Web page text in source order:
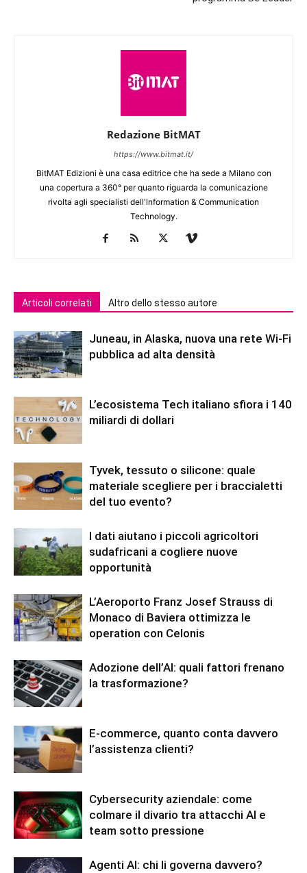
Redazione BitMAT
https://www.bitmat.it/
BitMAT Edizioni è una casa editrice che ha sede a Milano con
una copertura a 360° per quanto riguarda la comunicazione
rivolta agli specialisti dell'lnformation & Communication
Technology.
Articoli correlati Altro dello stesso autore
Juneau, in Alaska, nuova una rete Wi-Fi
pubblica ad alta densità
L’ecosistema Tech italiano sfiora i 140
miliardi di dollari
Tyvek, tessuto o silicone: quale
materiale scegliere per i braccialetti
del tuo evento?
I dati aiutano i piccoli agricoltori
sudafricani a cogliere nuove
opportunità
L’Aeroporto Franz Josef Strauss di
Monaco di Baviera ottimizza le
operation con Celonis
Adozione dell’AI: quali fattori frenano
la trasformazione?
E-commerce, quanto conta davvero
l’assistenza clienti?
Cybersecurity aziendale: come
colmare il divario tra attacchi AI e
team sotto pressione
Agenti AI: chi li governa davvero?